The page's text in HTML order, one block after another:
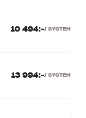
10 494:-/ SYSTEM
13 994:-/ SYSTEM